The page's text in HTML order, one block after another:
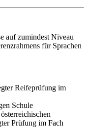
auf zumindest Niveau
für Sprachen
Reifeprüfung im
Schule
Prüfung im Fach